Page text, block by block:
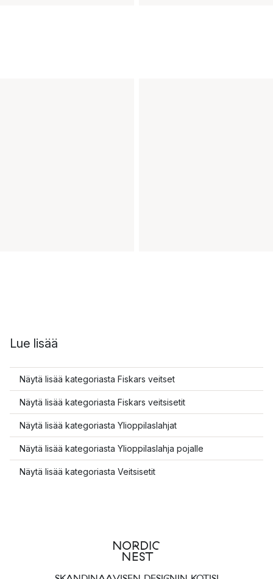
Lue lisää
Näytä lisää kategoriasta Fiskars veitset
Näytä lisää kategoriasta Fiskars veitsisetit
Näytä lisää kategoriasta Ylioppilaslahjat
Näytä lisää kategoriasta Ylioppilaslahja pojalle
Näytä lisää kategoriasta Veitsisetit